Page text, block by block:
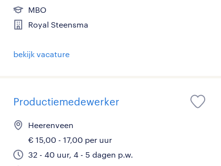
MBO
Royal Steensma
bekijk vacature
Productiemedewerker
Heerenveen
€ 15,00 - 17,00 per uur
32 - 40 uur, 4 - 5 dagen p.w.